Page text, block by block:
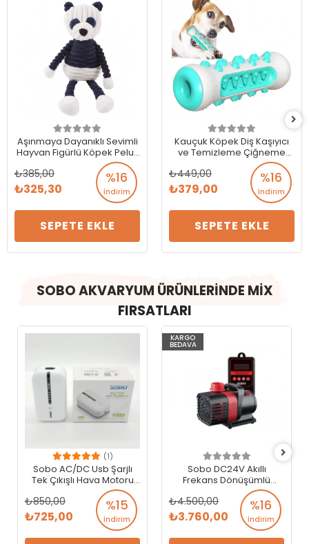
Aşınmaya Dayanıklı Sevimli
Hayvan Figürlü Köpek Peluş
%16
İndirim
385,00
325,30
SEPETE EKLE
Kauçuk Köpek Diş Kaşıyıcı
ve Temizleme Çiğneme
Oyuncağı 15 cm
%16
İndirim
449,00
379,00
SEPETE EKLE
SOBO AKVARYUM ÜRÜNLERİNDE MİX
FIRSATLARI
(1)
Sobo AC/DC Usb Şarjlı
Tek Çıkışlı Hava Motoru
%15
İndirim
850,00
725,00
KARGO
BEDAVA
Sobo DC24V Akıllı
Frekans Dönüşümlü
Sump Motoru 18W. 3 MT.
2000 LT/SAAT SF-2000
%16
İndirim
4.500,00
3.760,00